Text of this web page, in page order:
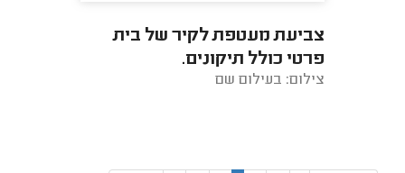
צביעת מעטפת לקיר של בית
פרטי כולל תיקונים.
צילום: בעילום שם